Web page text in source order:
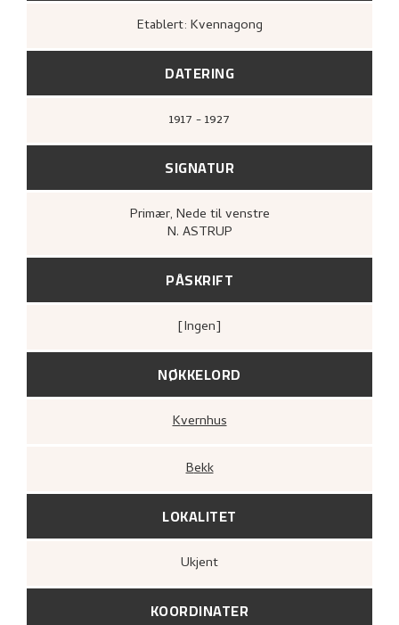
Etablert: Kvennagong
DATERING
1917 - 1927
SIGNATUR
Primær, Nede til venstre
N. ASTRUP
PÅSKRIFT
[ingen]
NØKKELORD
Kvernhus
Bekk
LOKALITET
Ukjent
KOORDINATER